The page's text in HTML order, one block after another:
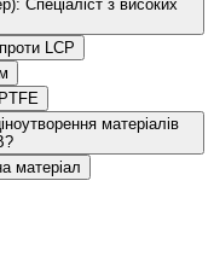
Спеціаліст з високих
LCP
матеріалів
матеріал